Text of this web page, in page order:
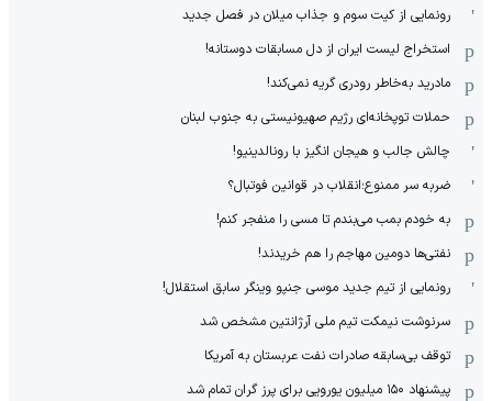
رونمایی از کیت سوم و جذاب میلان در فصل جدید
استخراج لیست ایران از دل مسابقات دوستانه!
مادرید به‌خاطر رودری گریه نمی‌کند!
حملات توپخانه‌ای رژیم صهیونیستی به جنوب لبنان
چالش جالب و هیجان انگیز با رونالدینیو!
ضربه سر ممنوع؛انقلاب در قوانین فوتبال؟
به خودم بمب می‌بندم تا مسی را منفجر کنم!
نفتی‌ها دومین مهاجم را هم خریدند!
رونمایی از تیم جدید موسی جنپو وینگر سابق استقلال!
سرنوشت نیمکت تیم ملی آرژانتین مشخص شد
توقف بی‌سابقه صادرات نفت عربستان به آمریکا
پیشنهاد ۱۵۰ میلیون یورویی برای پرز گران تمام شد